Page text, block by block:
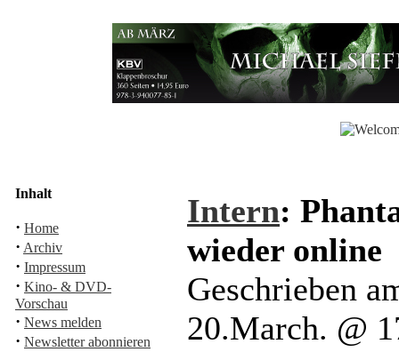
Inhalt
· Home
· Archiv
· Impressum
· Kino- & DVD-
Vorschau
· News melden
· Newsletter abonnieren
Intern:
wieder online
Geschrieben
20.March. @